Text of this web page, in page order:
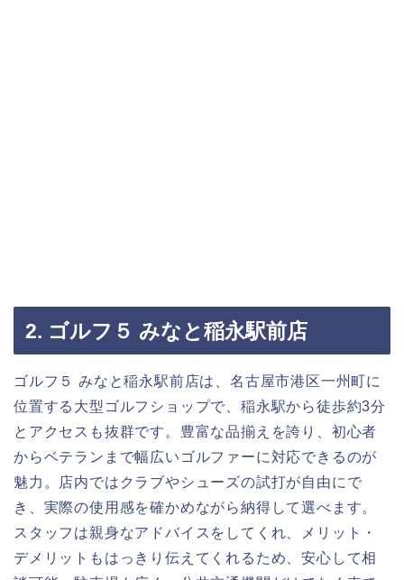
2. ゴルフ５ みなと稲永駅前店
ゴルフ５ みなと稲永駅前店は、名古屋市港区一州町に
位置する大型ゴルフショップで、稲永駅から徒歩約3分
とアクセスも抜群です。豊富な品揃えを誇り、初心者
からベテランまで幅広いゴルファーに対応できるのが
魅力。店内ではクラブやシューズの試打が自由にで
き、実際の使用感を確かめながら納得して選べます。
スタッフは親身なアドバイスをしてくれ、メリット・
デメリットもはっきり伝えてくれるため、安心して相